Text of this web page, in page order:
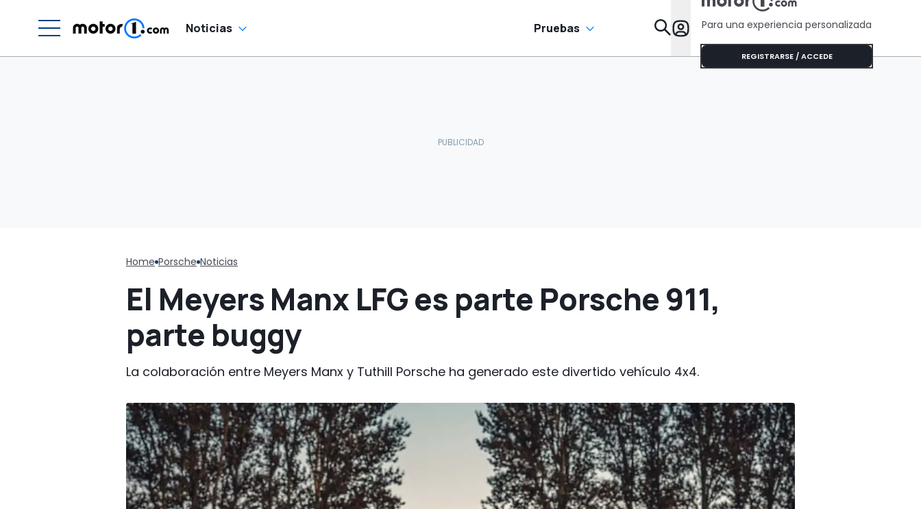
Noticias Pruebas Para una experiencia personalizada
REGISTRARSE / ACCEDE
Home Porsche Noticias
El Meyers Manx LFG es parte Porsche 911,
parte buggy
La colaboración entre Meyers Manx y Tuthill Porsche ha generado este divertido vehículo 4x4.